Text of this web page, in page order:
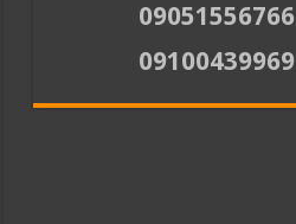
09051556766
09100439969